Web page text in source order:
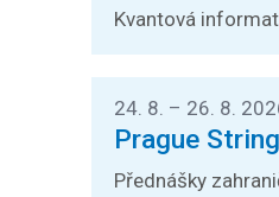
Kvantová
24. 8. – 26. 8.
Prague
Přednášky